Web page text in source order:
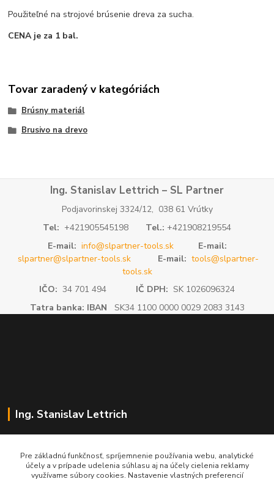
Použiteľné na strojové brúsenie dreva za sucha.
CENA je za 1 bal.
Tovar zaradený v kategóriách
Brúsny materiál
Brusivo na drevo
Ing. Stanislav Lettrich – SL Partner
Podjavorinskej 3324/12, 038 61 Vrútky
Tel: +421905545198 Tel.: +421908219554
E-mail: info@slpartner-tools.sk
E-mail:
slpartner@slpartner-tools.sk
E-mail: tools@slpartner-
tools.sk
IČO: 34 701 494 IČ DPH: SK 1026096324
Tatra banka: IBAN SK34 1100 0000 0029 2083 3143
Ing. Stanislav Lettrich
+421 905 545 198
Pre základnú funkčnosť, spríjemnenie používania webu, analytické
účely a v prípade udelenia súhlasu aj na účely cielenia reklamy
využívame súbory cookies. Nastavenie vlastných preferencií